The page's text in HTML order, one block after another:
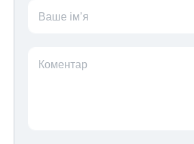
Ваше ім’я
Коментар